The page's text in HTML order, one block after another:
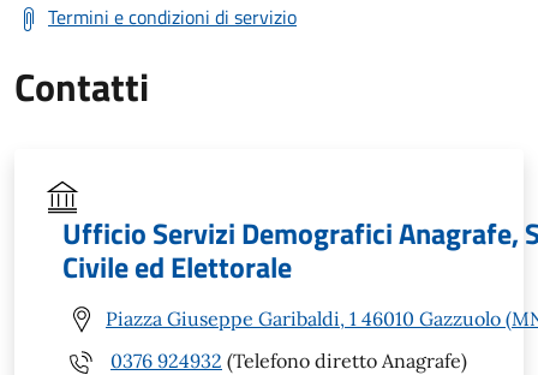
Termini e condizioni di servizio
Contatti
Ufficio Servizi Demografici Anagrafe,
Civile ed Elettorale
Piazza Giuseppe Garibaldi, 1 46010 Gazzuolo
0376 924932 (Telefono diretto Anagrafe)